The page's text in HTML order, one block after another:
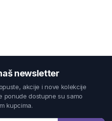
newsletter
akcije i nove kolekcije
ponude dostupne su samo
kupcima.